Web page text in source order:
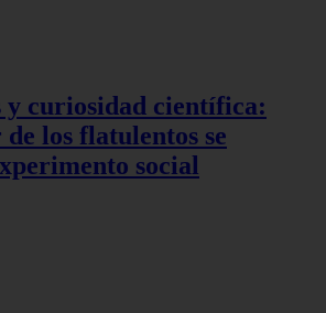
y curiosidad científica:
los flatulentos se
social